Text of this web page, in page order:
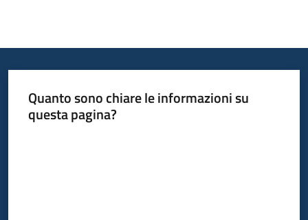
Quanto sono chiare le informazioni su
questa pagina?